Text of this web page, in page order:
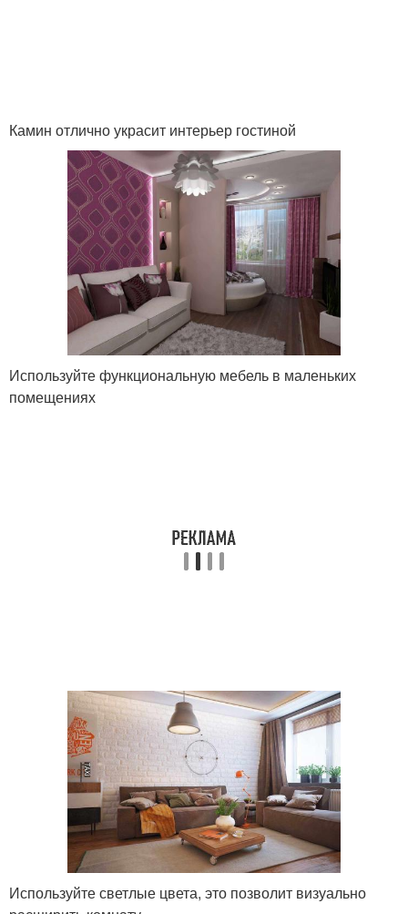
Камин отлично украсит интерьер гостиной
Используйте функциональную мебель в маленьких
помещениях
Используйте светлые цвета, это позволит визуально